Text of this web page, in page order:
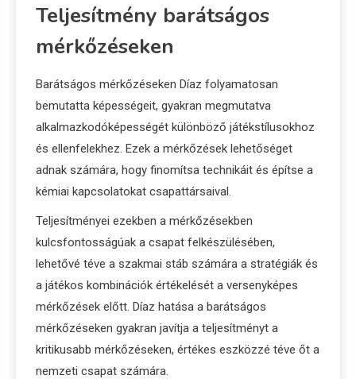
Teljesítmény barátságos
mérkőzéseken
Barátságos mérkőzéseken Díaz folyamatosan
bemutatta képességeit, gyakran megmutatva
alkalmazkodóképességét különböző játékstílusokhoz
és ellenfelekhez. Ezek a mérkőzések lehetőséget
adnak számára, hogy finomítsa technikáit és építse a
kémiai kapcsolatokat csapattársaival.
Teljesítményei ezekben a mérkőzésekben
kulcsfontosságúak a csapat felkészülésében,
lehetővé téve a szakmai stáb számára a stratégiák és
a játékos kombinációk értékelését a versenyképes
mérkőzések előtt. Díaz hatása a barátságos
mérkőzéseken gyakran javítja a teljesítményt a
kritikusabb mérkőzéseken, értékes eszközzé téve őt a
nemzeti csapat számára.